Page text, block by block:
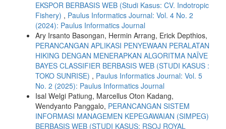
EKSPOR BERBASIS WEB (Studi Kasus: CV. Indotropic
Fishery) , Paulus Informatics Journal: Vol. 4 No. 2
(2024): Paulus Informatics Journal
Ary Irsanto Basongan, Hermin Arrang, Erick Depthios,
PERANCANGAN APLIKASI PENYEWAAN PERALATAN
HIKING DENGAN MENERAPKAN ALGORITMA NAÏVE
BAYES CLASSIFIER BERBASIS WEB (STUDI KASUS :
TOKO SUNRISE) , Paulus Informatics Journal: Vol. 5
No. 2 (2025): Paulus Informatics Journal
Isal Welgi Patiung, Marcellus Oton Kadang,
Wendyanto Panggalo, PERANCANGAN SISTEM
INFORMASI MANAGEMEN KEPEGAWAIAN (SIMPEG)
BERBASIS WEB (STUDI KASUS: RSOJ ROYAL